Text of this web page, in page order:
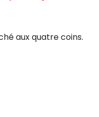
aux quatre coins.